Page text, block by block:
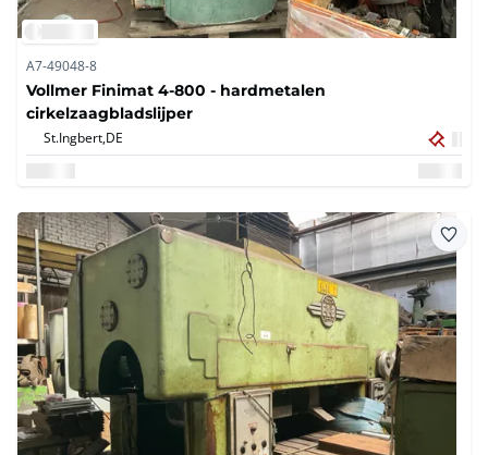
A7-49048-8
Vollmer Finimat 4-800 - hardmetalen
cirkelzaagbladslijper
St.Ingbert,DE